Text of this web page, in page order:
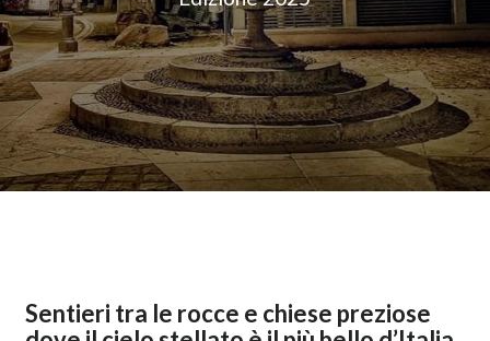
Sentieri tra le rocce e chiese preziose